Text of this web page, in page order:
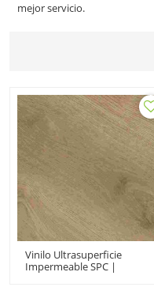
mejor servicio.
Vinilo Ultrasuperficie
Impermeable SPC |